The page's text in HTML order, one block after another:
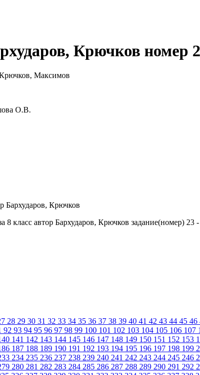
Крючков номер
О.В.
класс автор Бархударов, Крючков задание(номер)
28 29 30 31 32 33 34 35 36 37 38 39 40 41 42 43 44 45 46
92 93 94 95 96 97 98 99 100 101 102 103 104 105 106 107
141 142 143 144 145 146 147 148 149 150 151 152 153
187 188 189 190 191 192 193 194 195 196 197 198 199
234 235 236 237 238 239 240 241 242 243 244 245 246
280 281 282 283 284 285 286 287 288 289 290 291 292